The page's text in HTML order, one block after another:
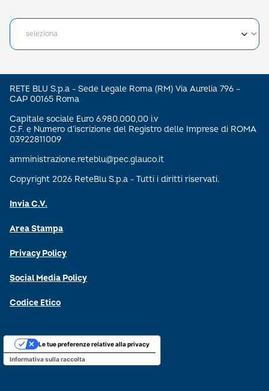
RETE BLU S.p.a - Sede Legale Roma (RM) Via Aurelia 796 –
CAP 00165 Roma
Capitale sociale Euro 6.980.000,00 i.v
C.F. e Numero d’iscrizione del Registro delle Imprese di ROMA
03922811009
amministrazione.reteblu@pec.glauco.it
Copyright 2026 ReteBlu S.p.a - Tutti i diritti riservati.
Invia C.V.
Area Stampa
Privacy Policy
Social Media Policy
Codice Etico
Informativa sulla raccolta
Le tue preferenze relative alla privacy